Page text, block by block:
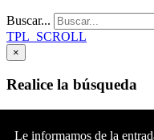
Buscar...
TPL_SCROLL
×
Realice la búsqueda
Le informamos de la